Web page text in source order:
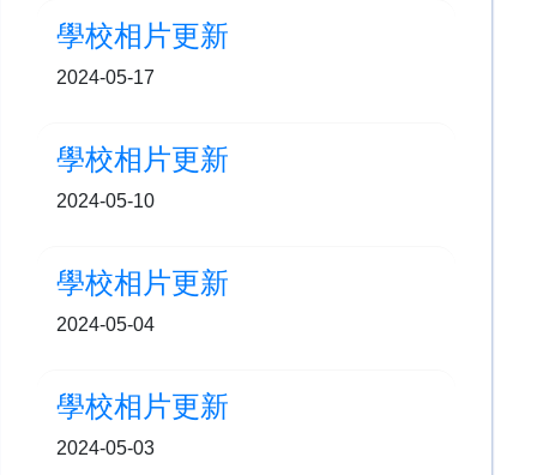
學校相片更新
2024-05-17
學校相片更新
2024-05-10
學校相片更新
2024-05-04
學校相片更新
2024-05-03